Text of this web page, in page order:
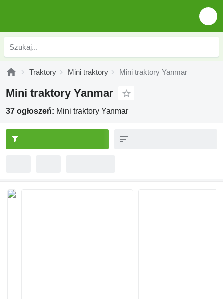
Traktory Mini traktory Mini traktory Yanmar
Mini traktory Yanmar
37 ogłoszeń: Mini traktory Yanmar